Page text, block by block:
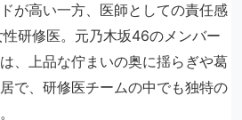
が高い一方、医師としての責任感
研修医。元乃木坂46のメンバー
、上品な佇まいの奥に揺らぎや葛
で、研修医チームの中でも独特の